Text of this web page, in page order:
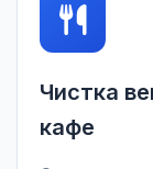
Чистка
кафе